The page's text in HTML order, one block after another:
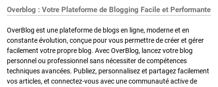
Overblog : Votre Plateforme de Blogging Facile et Performante
OverBlog est une plateforme de blogs en ligne, moderne et en
constante évolution, conçue pour vous permettre de créer et gérer
facilement votre propre blog. Avec OverBlog, lancez votre blog
personnel ou professionnel sans nécessiter de compétences
techniques avancées. Publiez, personnalisez et partagez facilement
vos articles, et connectez-vous avec une communauté active de